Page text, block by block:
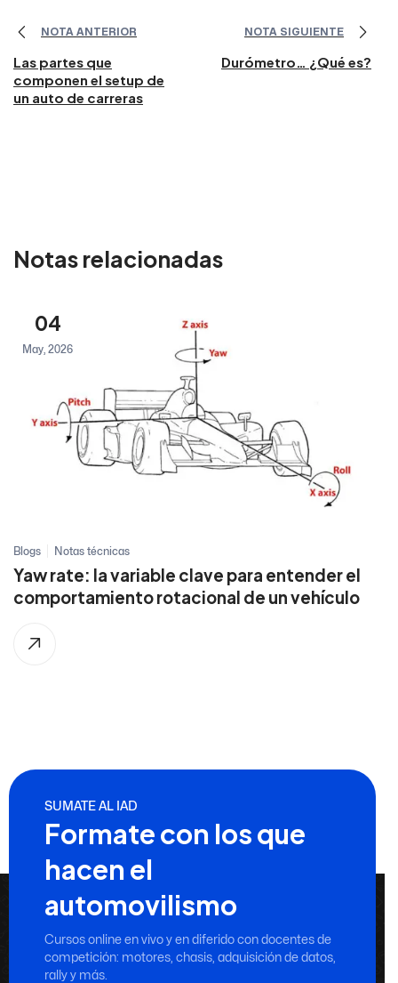
NOTA ANTERIOR
Las partes que
componen el setup de
un auto de carreras
NOTA SIGUIENTE
Durómetro… ¿Qué es?
Notas relacionadas
04
May, 2026
Blogs Notas técnicas
Yaw rate: la variable clave para entender el
comportamiento rotacional de un vehículo
SUMATE AL IAD
Formate con los que
hacen el
automovilismo
Cursos online en vivo y en diferido con docentes de
competición: motores, chasis, adquisición de datos,
rally y más.